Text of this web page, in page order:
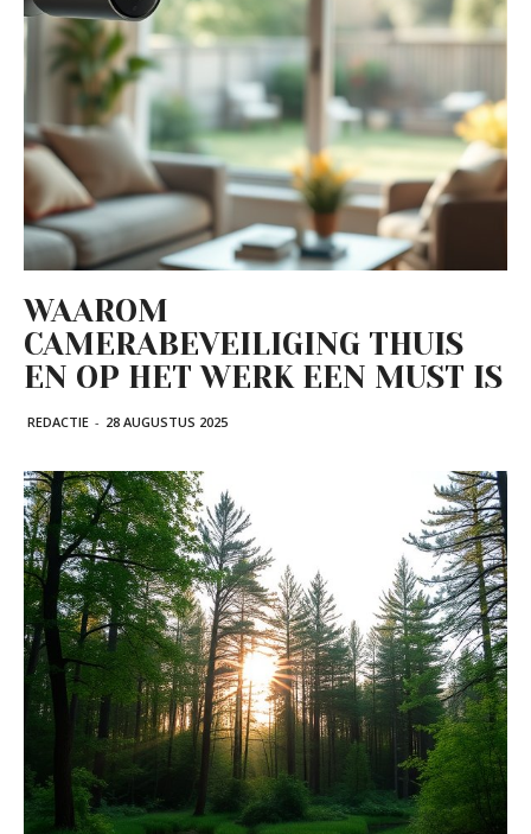
WAAROM
CAMERABEVEILIGING THUIS
EN OP HET WERK EEN MUST IS
REDACTIE - 28 AUGUSTUS 2025